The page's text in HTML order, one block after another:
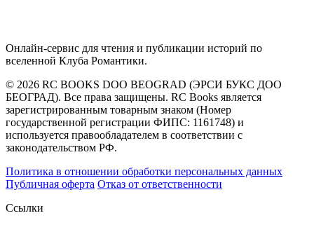
Онлайн-сервис для чтения и публикации историй по
вселенной Клуба Романтики.
© 2026 RC BOOKS DOO BEOGRAD (ЭРСИ БУКС ДОО
БЕОГРАД). Все права защищены. RC Books является
зарегистрированным товарным знаком (Номер
государственной регистрации ФИПС: 1161748) и
используется правообладателем в соответствии с
законодательством РФ.
Политика в отношении обработки персональных данных
Публичная оферта Отказ от ответственности
Ссылки